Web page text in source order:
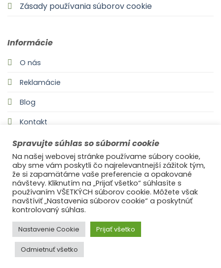
Zásady používania súborov cookie
Informácie
O nás
Reklamácie
Blog
Kontakt
©2021Ufonaut - Webcreation
© 2025
Spravujte súhlas so súbormi cookie
Na našej webovej stránke používame súbory cookie,
aby sme vám poskytli čo najrelevantnejší zážitok tým,
že si zapamätáme vaše preferencie a opakované
návštevy. Kliknutím na „Prijať všetko“ súhlasíte s
používaním VŠETKÝCH súborov cookie. Môžete však
navštíviť „Nastavenia súborov cookie“ a poskytnúť
kontrolovaný súhlas.
Nastavenie Cookie Prijať všetko
Odmietnuť všetko